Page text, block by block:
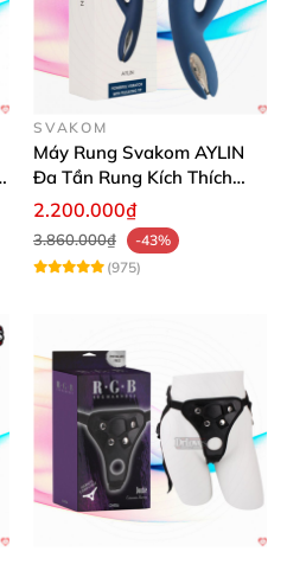
SVAKOM
Máy Rung Svakom AYLIN
Đa Tần Rung Kích Thích
Mạnh Mẽ
2.200.000₫
3.860.000₫
-43%
(975)